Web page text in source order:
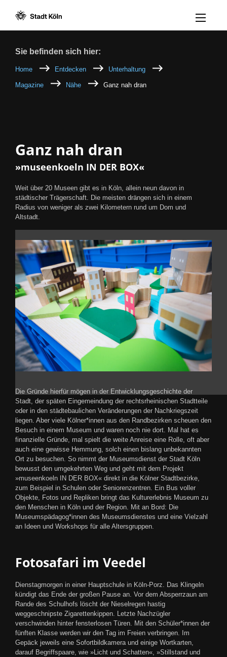
Menü
Breadcrumb
Sie befinden sich hier:
Home Entdecken Unterhaltung
Magazine Nähe Ganz nah dran
Ganz nah dran
»museenkoeln IN DER BOX«
Weit über 20 Museen gibt es in Köln, allein neun davon in
städtischer Trägerschaft. Die meisten drängen sich in einem
Radius von weniger als zwei Kilometern rund um Dom und
Altstadt.
Die Gründe hierfür mögen in der Entwicklungsgeschichte der
Stadt, der späten Eingemeindung der rechtsrheinischen Stadtteile
oder in den städtebaulichen Veränderungen der Nachkriegszeit
liegen. Aber viele Kölner*innen aus den Randbezirken scheuen den
Besuch in einem Museum und waren noch nie dort. Mal hat es
finanzielle Gründe, mal spielt die weite Anreise eine Rolle, oft aber
auch eine gewisse Hemmung, solch einen bislang unbekannten
Ort zu besuchen. So nimmt der Museumsdienst der Stadt Köln
bewusst den umgekehrten Weg und geht mit dem Projekt
»museenkoeln IN DER BOX« direkt in die Kölner Stadtbezirke,
zum Beispiel in Schulen oder Seniorenzentren. Ein Bus voller
Objekte, Fotos und Repliken bringt das Kulturerlebnis Museum zu
den Menschen in Köln und der Region. Mit an Bord: Die
Museumspädagog*innen des Museumsdienstes und eine Vielzahl
an Ideen und Workshops für alle Altersgruppen.
Fotosafari im Veedel
Dienstagmorgen in einer Hauptschule in Köln-Porz. Das Klingeln
kündigt das Ende der großen Pause an. Vor dem Absperrzaun am
Rande des Schulhofs löscht der Nieselregen hastig
weggeschnipste Zigarettenkippen. Letzte Nachzügler
verschwinden hinter fensterlosen Türen. Mit den Schüler*innen der
fünften Klasse werden wir den Tag im Freien verbringen. Im
Gepäck jeweils eine Sofortbildkamera und einige Wortkarten,
darauf Begriffspaare, wie »Licht und Schatten«, »Stillstand und